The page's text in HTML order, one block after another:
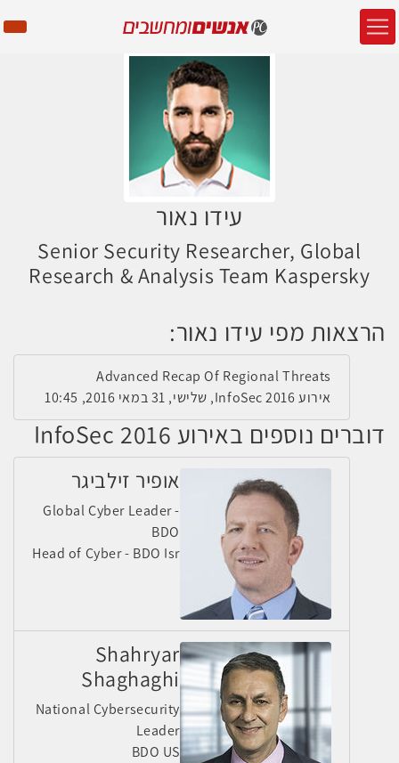
עידו נאור
Senior Security Researcher, Global
Research & Analysis Team Kaspersky
הרצאות מפי עידו נאור:
Advanced Recap Of Regional Threats
אירוע InfoSec 2016, שלישי, 31 במאי 2016, 10:45
דוברים נוספים באירוע InfoSec 2016
אופיר זילביגר
Global Cyber Leader -
BDO
Head of Cyber - BDO Isr
Shahryar
Shaghaghi
National Cybersecurity
Leader
BDO US